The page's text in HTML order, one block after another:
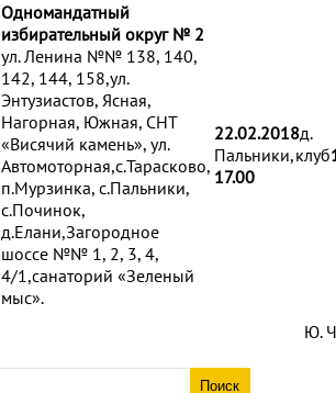
Одномандатный
избирательный округ № 2
ул. Ленина №№ 138, 140,
142, 144, 158,ул.
Энтузиастов, Ясная,
Нагорная, Южная, СНТ
«Висячий камень», ул.
Автомоторная,с.Тарасково,
п.Мурзинка, с.Пальники,
с.Починок,
д.Елани,Загородное
шоссе №№ 1, 2, 3, 4,
4/1,санаторий «Зеленый
мыс».
22.02.2018д.
Пальники,клуб
17.00
Ю.